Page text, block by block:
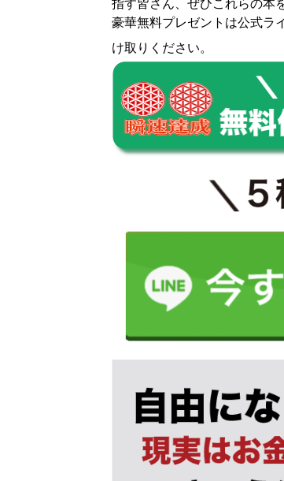
指す皆さん、ぜひこれらの本
豪華無料プレゼントは公式ラ
け取りください。